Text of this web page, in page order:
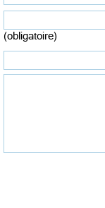
(obligatoire)